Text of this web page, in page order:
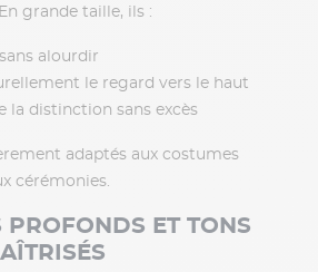
grande taille, ils :
alourdir
le regard vers le haut
la distinction sans excès
adaptés aux costumes
cérémonies.
PROFONDS ET TONS